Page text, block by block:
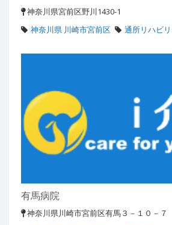
神奈川県宮前区野川1430-1
神奈川県 川崎市宮前区
通所リハビ
有馬病院
神奈川県川崎市宮前区有馬３－１０－７